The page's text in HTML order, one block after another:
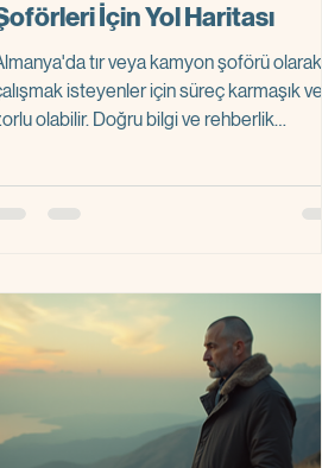
İçin Yol Haritası
tır veya kamyon şoförü olarak
isteyenler için süreç karmaşık ve
olabilir. Doğru bilgi ve rehberlik
dönüşebilir. Bu nedenle,
Almanya'da tır ve kamyon şoförü
çalışmak isteyenlerin adımlarını
ve başarıya ulaşmalarını
Almanya İş Da